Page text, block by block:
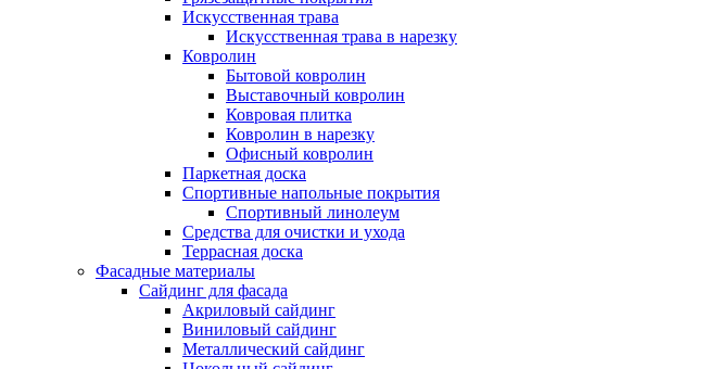
Искусственная трава
Искусственная трава в нарезку
Ковролин
Бытовой ковролин
Выставочный ковролин
Ковровая плитка
Ковролин в нарезку
Офисный ковролин
Паркетная доска
Спортивные напольные покрытия
Спортивный линолеум
Средства для очистки и ухода
Террасная доска
Фасадные материалы
Сайдинг для фасада
Акриловый сайдинг
Виниловый сайдинг
Металлический сайдинг